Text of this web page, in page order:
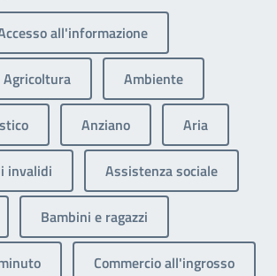
all'informazione
Agricoltura Ambiente
Anziano Aria
invalidi Assistenza sociale
Bambini e ragazzi
Commercio all'ingrosso